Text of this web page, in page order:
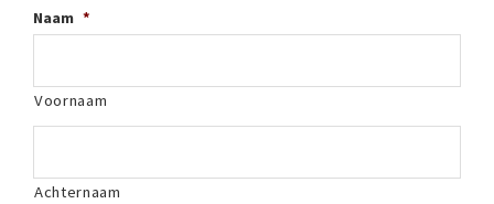
Naam *
Voornaam
Achternaam